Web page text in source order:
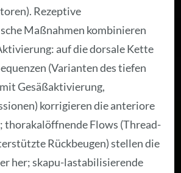
Rezeptive
Maßnahmen kombinieren
auf die dorsale Kette
(Varianten des tiefen
Gesäßaktivierung,
korrigieren die anteriore
thorakalöffnende Flows (Thread-
Rückbeugen) stellen die
her; skapu-lastabilisierende